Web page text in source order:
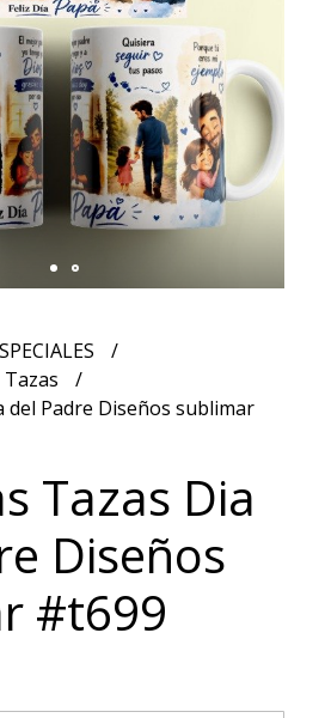
Tazas
del Padre Diseños sublimar
Tazas Dia
Diseños
#t699